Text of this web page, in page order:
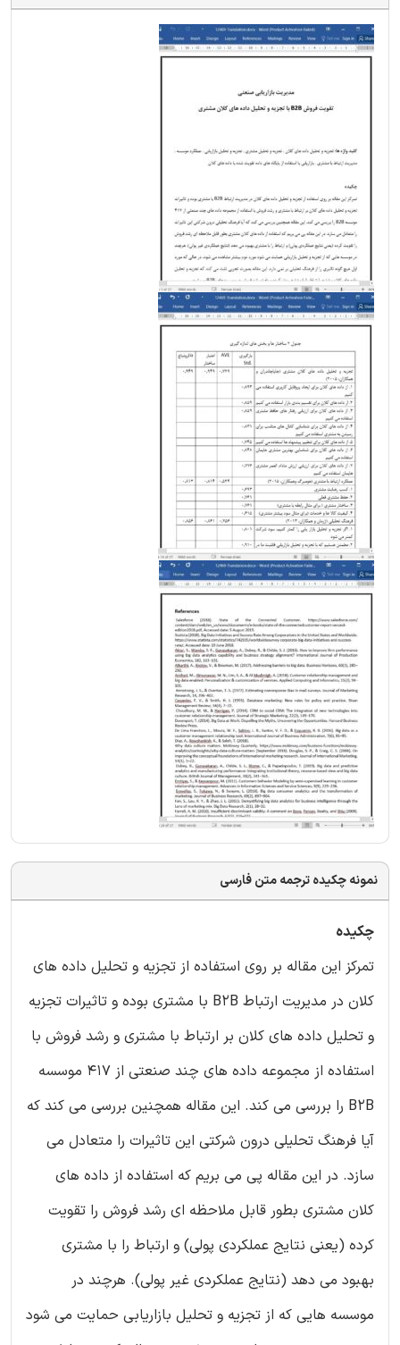
نمونه چکیده ترجمه متن فارسی
چکیده
تمرکز این مقاله بر روی استفاده از تجزیه و تحلیل داده های
کلان در مدیریت ارتباط B2B با مشتری بوده و تاثیرات تجزیه
و تحلیل داده های کلان بر ارتباط با مشتری و رشد فروش با
استفاده از مجموعه داده های چند صنعتی از 417 موسسه
B2B را بررسی می کند. این مقاله همچنین بررسی می کند که
آیا فرهنگ تحلیلی درون شرکتی این تاثیرات را متعادل می
سازد. در این مقاله پی می بریم که استفاده از داده های
کلان مشتری بطور قابل ملاحظه ای رشد فروش را تقویت
کرده (یعنی نتایج عملکردی پولی) و ارتباط را با مشتری
بهبود می دهد (نتایج عملکردی غیر پولی). هرچند در
موسسه هایی که از تجزیه و تحلیل بازاریابی حمایت می شود